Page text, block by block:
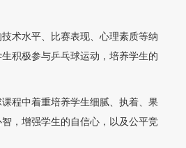
术水平、比赛表现、心理素质等纳
积极参与乒乓球运动，培养学生的
程中着重培养学生细腻、执着、果
，增强学生的自信心，以及公平竞